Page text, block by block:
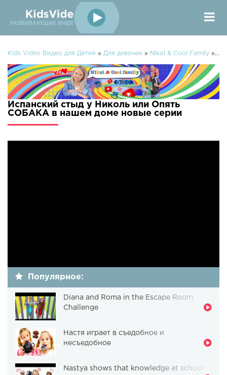
Kids Video Видео для Детей » Для девочек » Nikol & Cool Family » Испанский стыд у Николь или Опять СОБАКА в нашем доме
Испанский стыд у Николь или Опять
СОБАКА в нашем доме новые серии
Популярное:
Diana and Roma in the Escape Room
Challenge
Настя играет в съедобное и
несъедобное
Nastya shows that knowledge at school is